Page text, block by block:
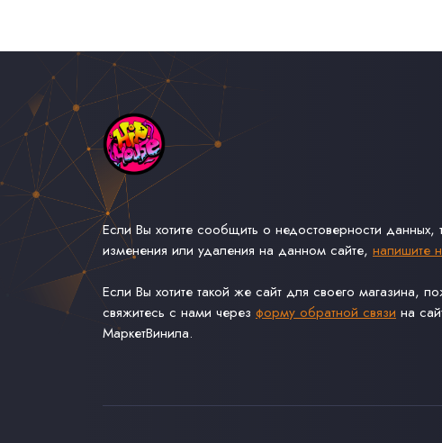
Если Вы хотите сообщить о недостоверности
изменения или удаления на данном сайте, напишите
Если Вы хотите такой же сайт для своего магазина,
свяжитесь с нами через форму обратной связи на
МаркетВинила.